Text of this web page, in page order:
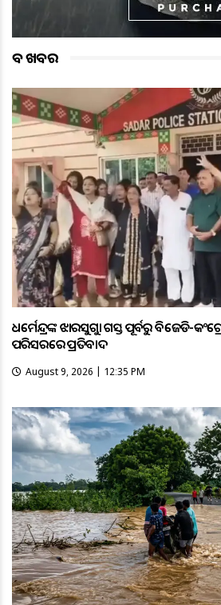
ବଡ ଖବର
ଧର୍ମେନ୍ଦ୍ରଙ୍କ ଝାରସୁଗୁଡ଼ା ଗସ୍ତ ପୂର୍ବରୁ ବିଜେଡି-
ପରିସରରେ ପ୍ରତିବାଦ
August 9, 2026 | 12:35 PM